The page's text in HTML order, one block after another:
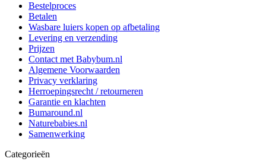
Bestelproces
Betalen
Wasbare luiers kopen op afbetaling
Levering en verzending
Prijzen
Contact met Babybum.nl
Algemene Voorwaarden
Privacy verklaring
Herroepingsrecht / retourneren
Garantie en klachten
Bumaround.nl
Naturebabies.nl
Samenwerking
Categorieën